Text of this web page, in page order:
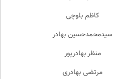
کاظم بلوچی
سیدمحمدحسین بهادر
منظر بهادرپور
مرتضی بهادری